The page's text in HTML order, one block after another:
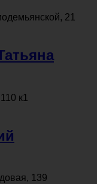
21
к1
139